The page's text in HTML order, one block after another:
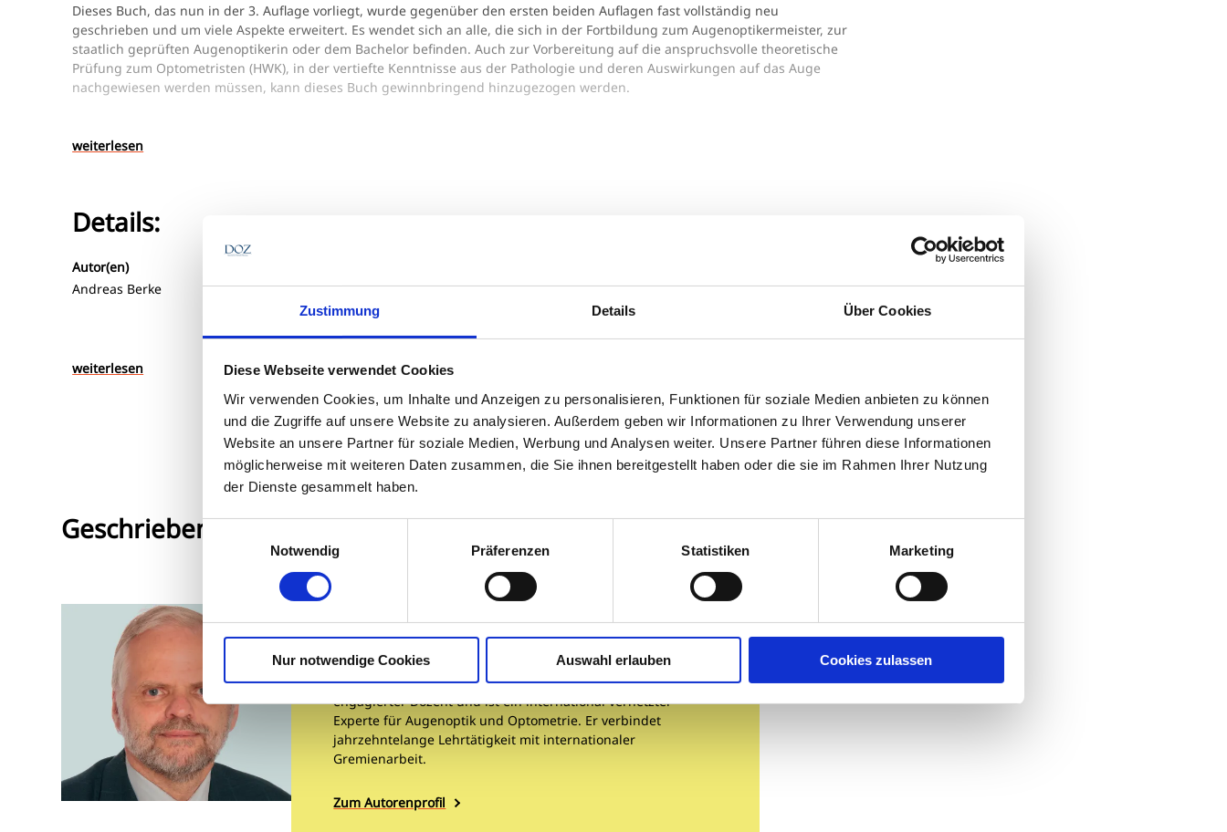
Zustimmung Details Über Cookies
Diese Webseite verwendet Cookies
Wir verwenden Cookies, um Inhalte und Anzeigen zu personalisieren, Funktionen für soziale Medien anbieten zu können
und die Zugriffe auf unsere Website zu analysieren. Außerdem geben wir Informationen zu Ihrer Verwendung unserer
Website an unsere Partner für soziale Medien, Werbung und Analysen weiter. Unsere Partner führen diese Informationen
möglicherweise mit weiteren Daten zusammen, die Sie ihnen bereitgestellt haben oder die sie im Rahmen Ihrer Nutzung
der Dienste gesammelt haben.
Einwilligungsauswahl
Notwendig
Präferenzen Statistiken Marketing
Nur notwendige Cookies Auswahl erlauben Cookies zulassen
Dieses Buch, das nun in der 3. Auflage vorliegt, wurde gegenüber den ersten beiden Auflagen fast vollständig neu
geschrieben und um viele Aspekte erweitert. Es wendet sich an alle, die sich in der Fortbildung zum Augenoptikermeister, zur
staatlich geprüften Augenoptikerin oder dem Bachelor befinden. Auch zur Vorbereitung auf die anspruchsvolle theoretische
Prüfung zum Optometristen (HWK), in der vertiefte Kenntnisse aus der Pathologie und deren Auswirkungen auf das Auge
nachgewiesen werden müssen, kann dieses Buch gewinnbringend hinzugezogen werden.
kommunizieren. Über Blut- und Nervenbahnen kommuniziert das Auge mit dem Organismus, wobei dieser wiederum, wie es
viele Krankheiten zeigen, über diese Kommunikationsbahnen auch auf das Auge zurückwirken kann. Das Sehen kann unter
Schwankungen der Fernpunktrefraktion beim Diabetes
Störungen des Binokularsehens bei Erkrankungen des Nervensystems oder der Ohren
Trockenes Auge bei Rheuma oder Störungen der Schilddrüse
Kontaktlinsenunverträglichkeiten bei Allergien
Nachtblindheit bei Erkrankungen des DarmesVeränderungen der visuellen Wahrnehmung bei Erkrankungen der Leber.
frühen Stadium der Erkrankungen charakteristische Auffälligkeit der Augen, die diese für eine Frühdiagnose der
Augenoptikermeisterinnen
staatlich geprüfte Augenoptiker
weiterlesen
Details:
Autor(en)
Andreas Berke
3.
Augenheilkunde,
Augenoptik,
Optometrie
DOZ-Verlag
978-3-942873-41-3
weiterlesen
Geschrieben von
Dr. rer. nat.
Andreas Berke war langjähriger Direktor der HFAK,
engagierter Dozent und ist ein international vernetzter
Experte für Augenoptik und Optometrie. Er verbindet
jahrzehntelange Lehrtätigkeit mit internationaler
Gremienarbeit.
Zum Autorenprofil